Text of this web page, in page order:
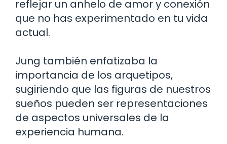
reflejar un anhelo de amor y conexión
que no has experimentado en tu vida
actual.
Jung también enfatizaba la
importancia de los arquetipos,
sugiriendo que las figuras de nuestros
sueños pueden ser representaciones
de aspectos universales de la
experiencia humana.